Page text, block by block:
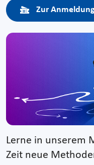
Zur
Lerne in unserem
Zeit neue